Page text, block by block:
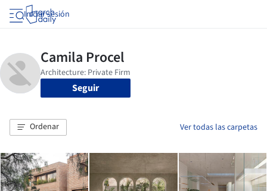
Iniciar sesión
Seguir
Ordenar Ver todas las carpetas